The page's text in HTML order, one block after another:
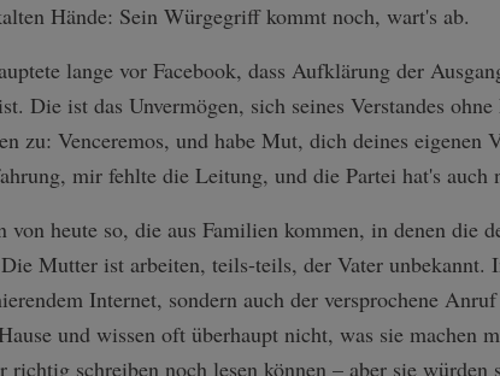
Hände: Sein Würgegriff kommt noch, wart's ab.
lange vor Facebook, dass Aufklärung der
Die ist das Unvermögen, sich seines Verstandes
zu: Venceremos, und habe Mut, dich deines eigenen
mir fehlte die Leitung, und die Partei hat's auch
heute so, die aus Familien kommen, in denen die
Mutter ist arbeiten, teils-teils, der Vater unbekannt.
Internet, sondern auch der versprochene
und wissen oft überhaupt nicht, was sie machen
richtig schreiben noch lesen können – aber sie würden